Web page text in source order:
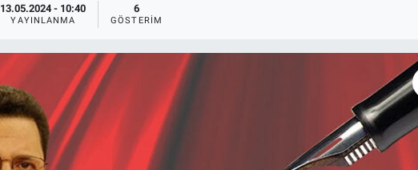
13.05.2024 - 10:40
YAYINLANMA
6
GÖSTERIM